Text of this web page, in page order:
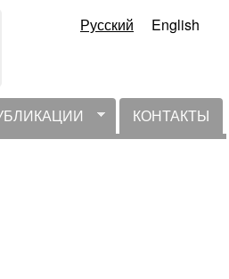
Русский English
КОНТАКТЫ